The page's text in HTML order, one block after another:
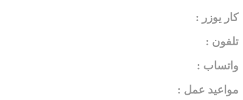
كار يوزر :
تلفون :
واتساب :
مواعيد عمل :